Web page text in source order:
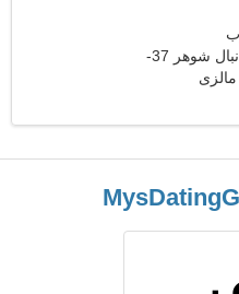
زن مجرد به دنبال شوهر 37-